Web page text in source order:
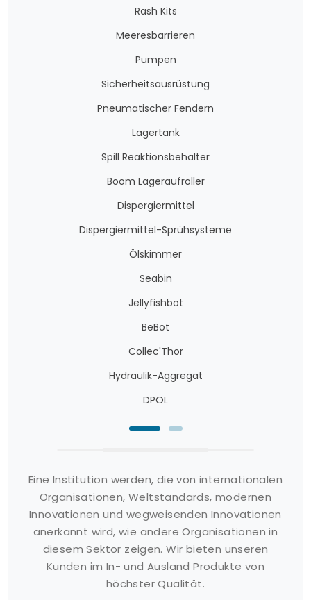
Rash Kits
Meeresbarrieren
Pumpen
Sicherheitsausrüstung
Pneumatischer Fendern
Lagertank
Spill Reaktionsbehälter
Boom Lageraufroller
Dispergiermittel
Dispergiermittel-Sprühsysteme
Ölskimmer
Seabin
Jellyfishbot
BeBot
Collec'Thor
Hydraulik-Aggregat
DPOL
Eine Institution werden, die von internationalen
Organisationen, Weltstandards, modernen
Innovationen und wegweisenden Innovationen
anerkannt wird, wie andere Organisationen in
diesem Sektor zeigen. Wir bieten unseren
Kunden im In- und Ausland Produkte von
höchster Qualität.